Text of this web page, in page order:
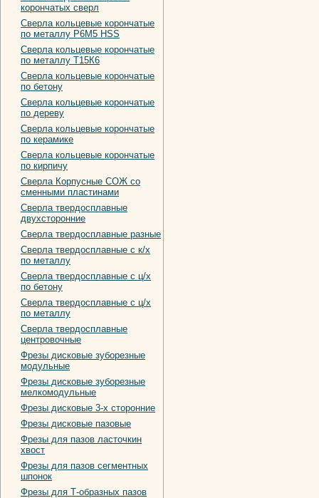
корончатых сверл
Сверла кольцевые корончатые
по металлу Р6М5 HSS
Сверла кольцевые корончатые
по металлу Т15К6
Сверла кольцевые корончатые
по бетону
Сверла кольцевые корончатые
по дереву
Сверла кольцевые корончатые
по керамике
Сверла кольцевые корончатые
по кирпичу
Сверла Корпусные СОЖ со
сменными пластинами
Сверла твердосплавные
двухсторонние
Сверла твердосплавные разные
Сверла твердосплавные с к/х
по металлу
Сверла твердосплавные с ц/х
по бетону
Сверла твердосплавные с ц/х
по металлу
Сверла твердосплавные
центровочные
Фрезы дисковые зуборезные
модульные
Фрезы дисковые зуборезные
мелкомодульные
Фрезы дисковые 3-х сторонние
Фрезы дисковые пазовые
Фрезы для пазов ласточкин
хвост
Фрезы для пазов сегментных
шпонок
Фрезы для Т-образных пазов